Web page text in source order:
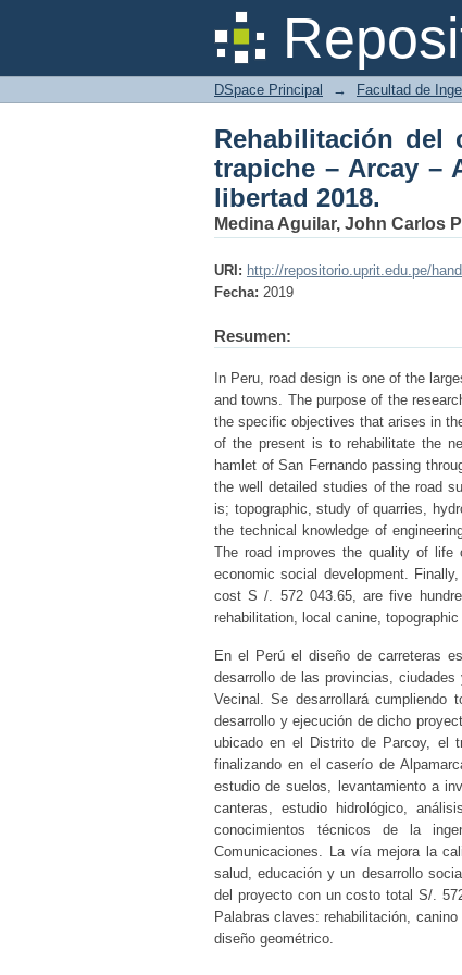
Rehabilitación
Alpamarca, distrito
DSpace Principal → Facultad de
Rehabilitación del
trapiche – Arcay –
libertad 2018.
Medina Aguilar, John Carlos
URI: http://repositorio.uprit.edu.pe/
Fecha: 2019
Resumen:
In Peru, road design is one of the
and towns. The purpose of the
the specific objectives that arises in
of the present is to rehabilitate the
hamlet of San Fernando passing
the well detailed studies of the road
is; topographic, study of quarries,
the technical knowledge of
The road improves the quality of life
economic social development.
cost S /. 572 043.65, are five
rehabilitation, local canine,
En el Perú el diseño de carreteras
desarrollo de las provincias,
Vecinal. Se desarrollará
desarrollo y ejecución de dicho
ubicado en el Distrito de Parcoy, el
finalizando en el caserío de
estudio de suelos, levantamiento a
canteras, estudio hidrológico,
conocimientos técnicos de la
Comunicaciones. La vía mejora la
salud, educación y un desarrollo
del proyecto con un costo total S/.
Palabras claves: rehabilitación,
diseño geométrico.